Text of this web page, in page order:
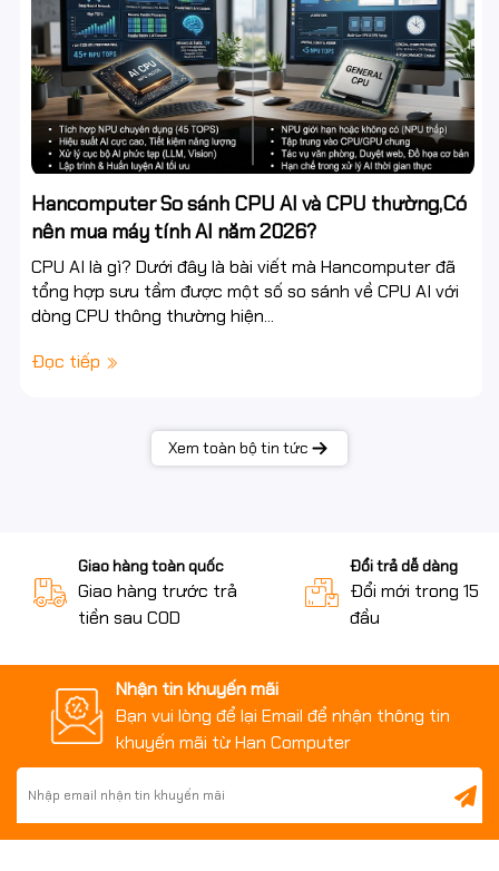
Hancomputer So sánh CPU AI và CPU thường,Có
nên mua máy tính AI năm 2026?
CPU AI là gì? Dưới đây là bài viết mà Hancomputer đã
tổng hợp sưu tầm được một số so sánh về CPU AI với
dòng CPU thông thường hiện...
Đọc tiếp
Xem toàn bộ tin tức
Giao hàng toàn quốc
Giao hàng trước trả
tiền sau COD
Đổi trả dễ dàng
Đổi mới trong 15
đầu
Nhận tin khuyến mãi
Bạn vui lòng để lại Email để nhận thông tin
khuyến mãi từ Han Computer